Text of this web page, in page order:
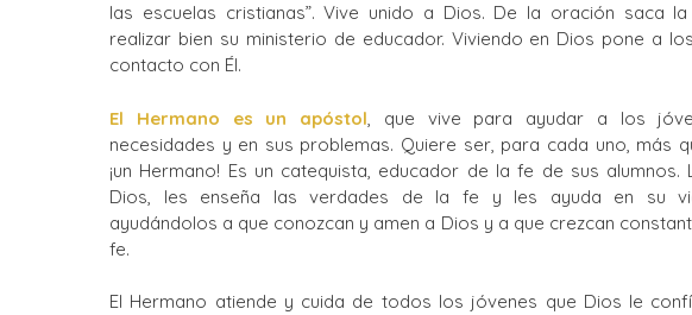
las escuelas cristianas”. Vive unido a Dios. De la oración saca
realizar bien su ministerio de educador. Viviendo en Dios pone a
contacto con Él.
El Hermano es un apóstol , que vive para ayudar a los
necesidades y en sus problemas. Quiere ser, para cada uno, más
¡un Hermano! Es un catequista, educador de la fe de sus alumnos.
Dios, les enseña las verdades de la fe y les ayuda en su
ayudándolos a que conozcan y amen a Dios y a que crezcan
fe.
El Hermano atiende y cuida de todos los jóvenes que Dios le